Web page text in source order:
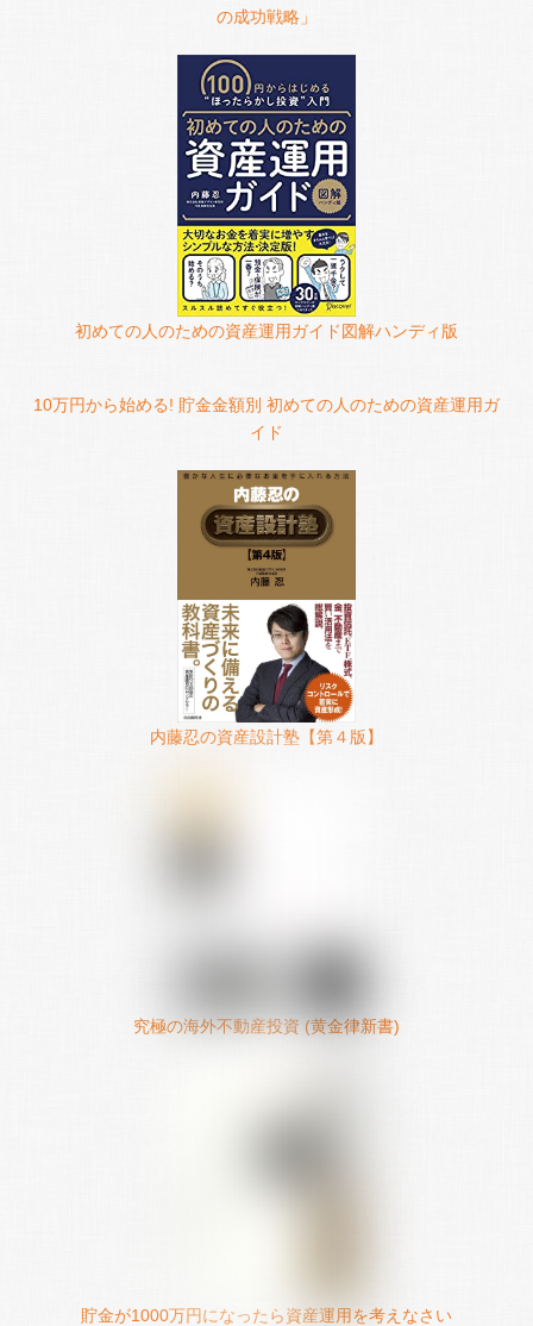
の成功戦略」
初めての人のための資産運用ガイド図解ハンディ版
10万円から始める! 貯金金額別 初めての人のための資産運用ガ
イド
内藤忍の資産設計塾【第４版】
究極の海外不動産投資 (黄金律新書)
貯金が1000万円になったら資産運用を考えなさい